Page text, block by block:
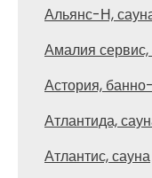
Альянс-Н,
Амалия сервис,
Астория,
Атлантида,
Атлантис, сауна